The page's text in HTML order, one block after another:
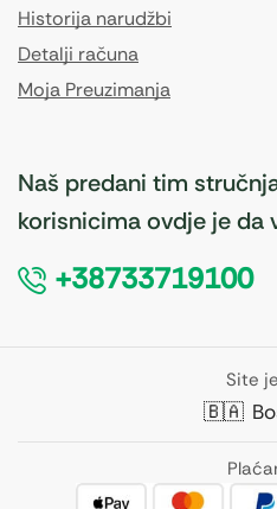
Historija narudžbi
Detalji računa
Moja Preuzimanja
Naš predani tim
korisnicima ovdje je da
+38733719100
Site
🇧🇦